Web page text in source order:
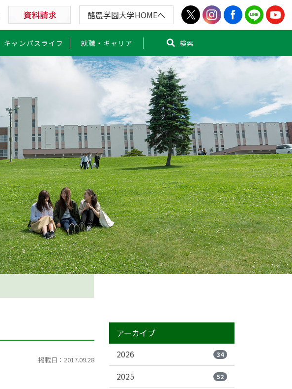
酪農学園大学HOMEへ
キャンパスライフ 就職・キャリア 検索
掲載日：2017.09.28
アーカイブ
2026
34
2025 52